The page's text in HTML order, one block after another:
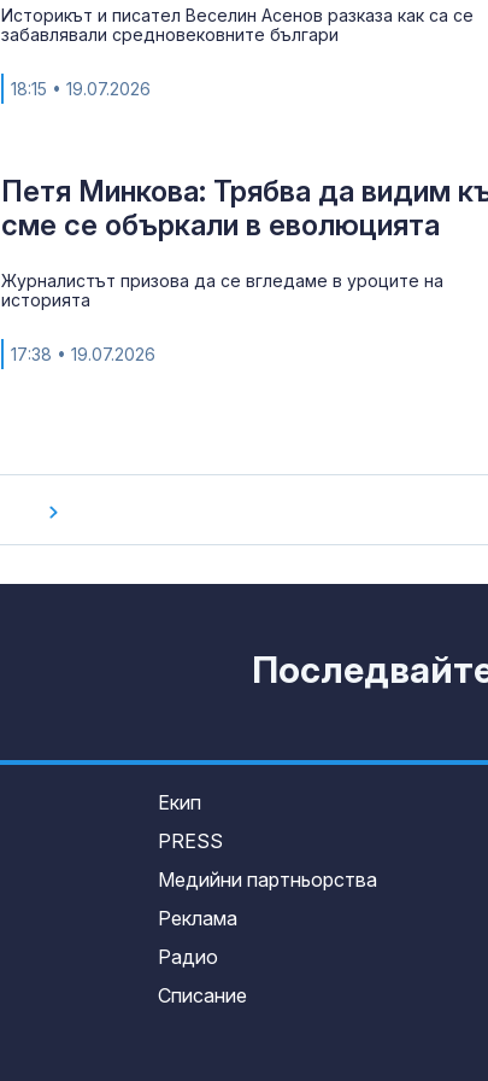
Историкът и писател Веселин Асенов разказа как са се
забавлявали средновековните българи
18:15 • 19.07.2026
Петя Минкова: Трябва да видим
сме се объркали в еволюцията
Журналистът призова да се вгледаме в уроците на
историята
17:38 • 19.07.2026
Екип
PRESS
Медийни партньорства
Реклама
Радио
Списание